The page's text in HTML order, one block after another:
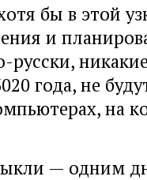
бы в этой
и
года, не
на
— одним